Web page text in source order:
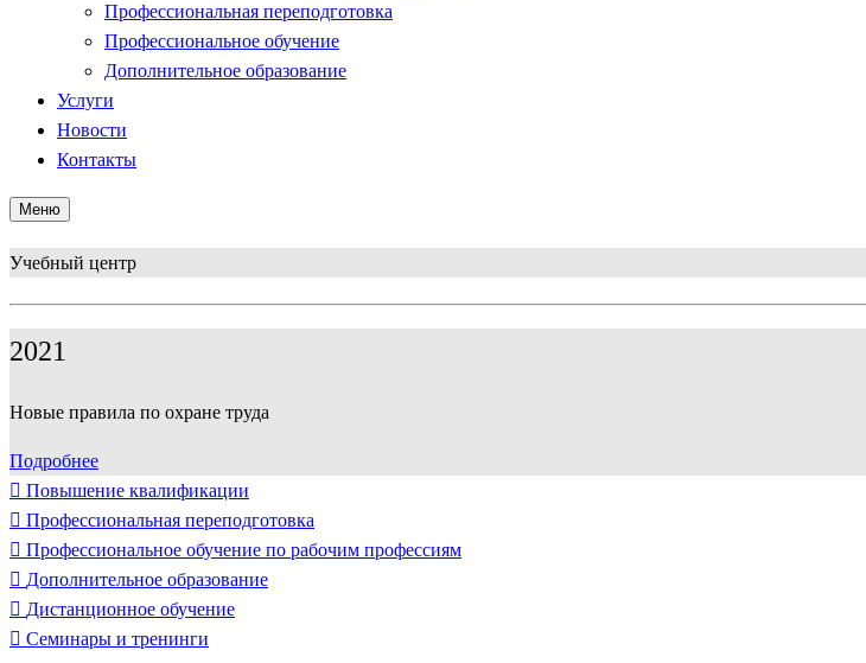
Профессиональная переподготовка
Профессиональное обучение
Дополнительное образование
Услуги
Новости
Контакты
Меню
Учебный центр
2021
Новые правила по охране труда
Подробнее
Повышение квалификации
Профессиональная переподготовка
Профессиональное обучение по рабочим профессиям
Дополнительное образование
Дистанционное обучение
Семинары и тренинги